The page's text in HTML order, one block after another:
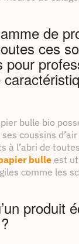
de
ces
pour
bulle bio
coussins
à l’abri de
bulle est
comme les
produit